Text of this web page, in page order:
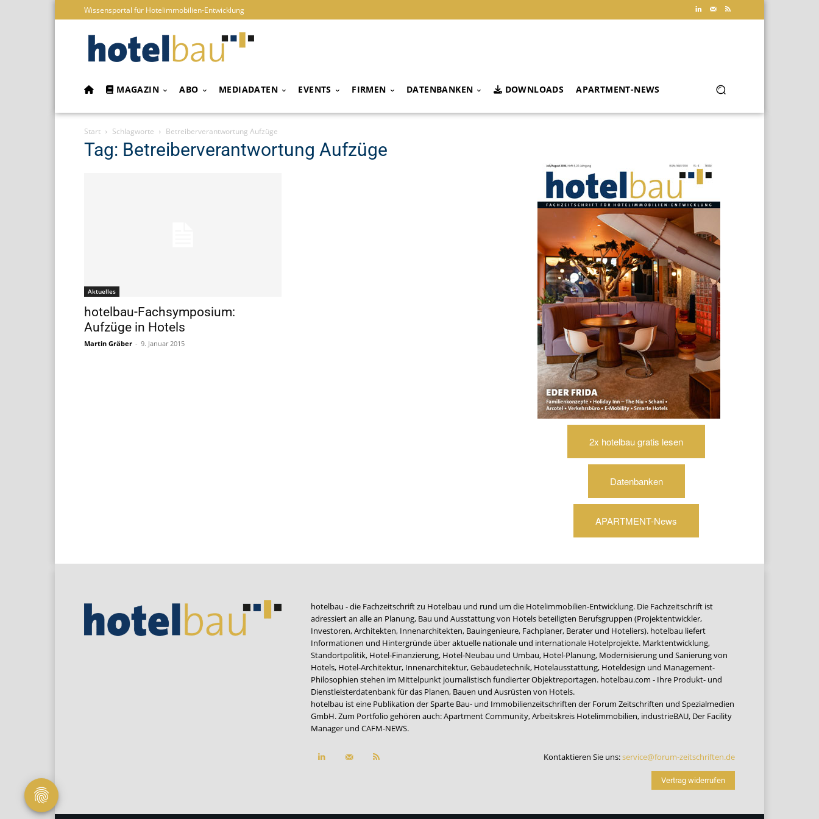
Wissensportal für Hotelimmobilien-Entwicklung
MAGAZIN ABO MEDIADATEN EVENTS FIRMEN DATENBANKEN DOWNLOADS APARTMENT-NEWS
Start Schlagworte Betreiberverantwortung Aufzüge
Tag: Betreiberverantwortung Aufzüge
Aktuelles
hotelbau-Fachsymposium:
Aufzüge in Hotels
Martin Gräber - 9. Januar 2015
2x hotelbau gratis lesen
Datenbanken
APARTMENT-News
hotelbau - die Fachzeitschrift zu Hotelbau und rund um die Hotelimmobilien-Entwicklung. Die Fachzeitschrift ist
adressiert an alle an Planung, Bau und Ausstattung von Hotels beteiligten Berufsgruppen (Projektentwickler,
Investoren, Architekten, Innenarchitekten, Bauingenieure, Fachplaner, Berater und Hoteliers). hotelbau liefert
Informationen und Hintergründe über aktuelle nationale und internationale Hotelprojekte. Marktentwicklung,
Standortpolitik, Hotel-Finanzierung, Hotel-Neubau und Umbau, Hotel-Planung, Modernisierung und Sanierung von
Hotels, Hotel-Architektur, Innenarchitektur, Gebäudetechnik, Hotelausstattung, Hoteldesign und Management-
Philosophien stehen im Mittelpunkt journalistisch fundierter Objektreportagen. hotelbau.com - Ihre Produkt- und
Dienstleisterdatenbank für das Planen, Bauen und Ausrüsten von Hotels.
hotelbau ist eine Publikation der Sparte Bau- und Immobilienzeitschriften der Forum Zeitschriften und Spezialmedien
GmbH. Zum Portfolio gehören auch:Apartment Community,Arbeitskreis Hotelimmobilien, industrieBAU, Der Facility
Manager und CAFM-NEWS.
Kontaktieren Sie uns:service@forum-zeitschriften.de
Vertrag widerrufen